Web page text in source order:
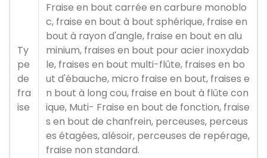
Ty
pe
de
fra
ise
Fraise en bout carrée en carbure monoblo
c, fraise en bout à bout sphérique, fraise en
bout à rayon d'angle, fraise en bout en alu
minium, fraises en bout pour acier inoxydab
le, fraises en bout multi-flûte, fraises en bo
ut d'ébauche, micro fraise en bout, fraises e
n bout à long cou, fraise en bout à flûte con
ique, Muti- Fraise en bout de fonction, fraise
s en bout de chanfrein, perceuses, perceus
es étagées, alésoir, perceuses de repérage,
fraise non standard.